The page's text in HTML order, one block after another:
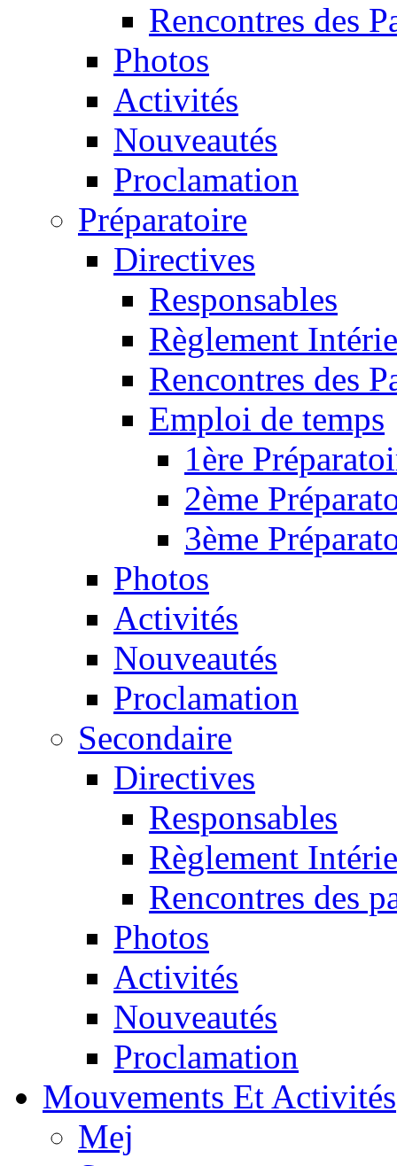
Rencontres des
Photos
Activités
Nouveautés
Proclamation
Préparatoire
Directives
Responsables
Règlement
Rencontres des
Emploi de temps
1ère
2ème
3ème
Photos
Activités
Nouveautés
Proclamation
Secondaire
Directives
Responsables
Règlement
Rencontres des
Photos
Activités
Nouveautés
Proclamation
Mouvements Et Activités
Mej